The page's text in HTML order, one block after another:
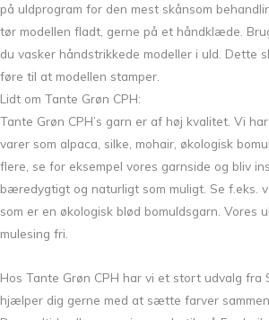
på uldprogram for den mest skånsom
tør modellen fladt, gerne på et håndklæde.
du vasker håndstrikkede modeller i uld. Dette
føre til at modellen stamper.
Lidt om Tante Grøn CPH:
Tante Grøn CPH’s garn er af høj kvalitet. Vi
varer som alpaca, silke, mohair, økologisk
flere, se for eksempel vores garnside og bliv
bæredygtigt og naturligt som muligt. Se f.eks.
som er en økologisk blød bomuldsgarn. Vores
mulesing fri.
Hos Tante Grøn CPH har vi et stort udvalg fra
hjælper dig gerne med at sætte farver